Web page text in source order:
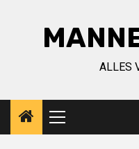
ALLES
Primair
menu